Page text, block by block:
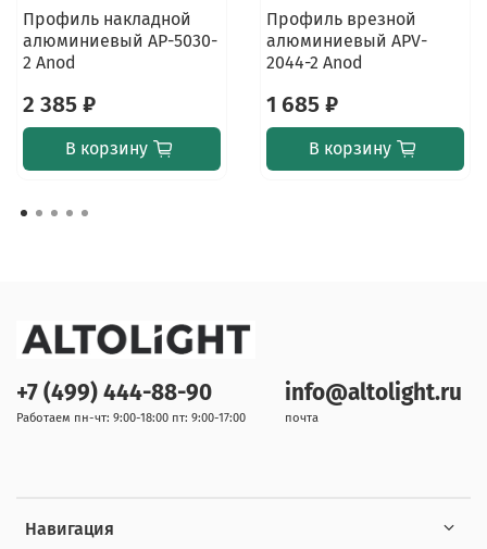
Профиль накладной
алюминиевый AP-5030-
2 Anod
2 385 ₽
В корзину
Профиль врезной
алюминиевый APV-
2044-2 Anod
1 685 ₽
В корзину
Навигация
+7 (499) 444-88-90
Работаем пн-чт: 9:00-18:00 пт: 9:00-17:00
info@altolight.ru
почта